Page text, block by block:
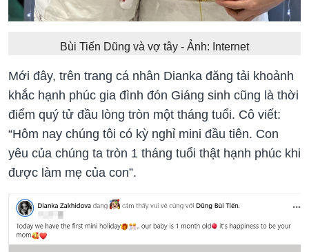
Bùi Tiến Dũng và vợ tây - Ảnh: Internet
Mới đây, trên trang cá nhân Dianka đăng tải khoảnh
khắc hạnh phúc gia đình đón Giáng sinh cũng là thời
điểm quý tử đầu lòng tròn một tháng tuổi. Cô viết:
“Hôm nay chúng tôi có kỳ nghỉ mini đầu tiên. Con
yêu của chúng ta tròn 1 tháng tuổi thật hạnh phúc khi
được làm mẹ của con”.